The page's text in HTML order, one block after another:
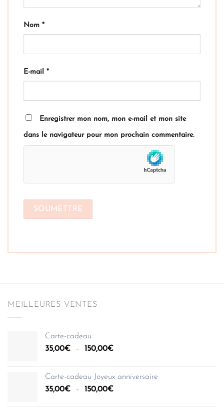
Nom *
E-mail *
Enregistrer mon nom, mon e-mail et mon site
dans le navigateur pour mon prochain commentaire.
MEILLEURES VENTES
Carte-cadeau
35,00€ – 150,00€Plage
35,00€
à
Carte-cadeau Joyeux anniversaire
35,00€ – 150,00€Plage